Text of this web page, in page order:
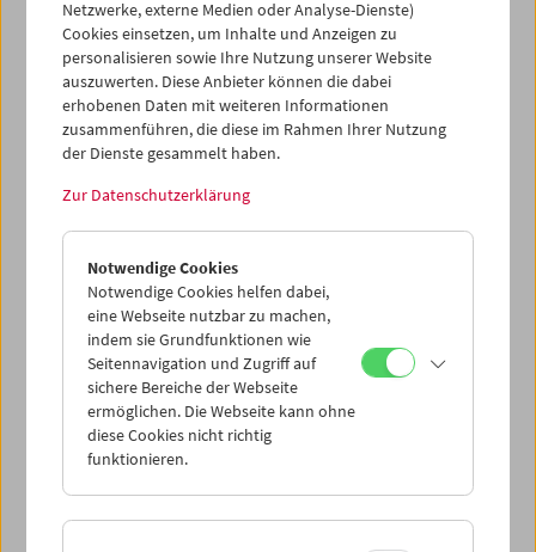
iCalender
Programmheft-PDF
English language or subtitles
< Vorherige Woche
Mo 26.6.
Di 27.6.
Mi 28.6.
Do 29.6.
Sa 1.7.
Netzwerke, externe Medien oder Analyse-Dienste)
Cookies einsetzen, um Inhalte und Anzeigen zu
personalisieren sowie Ihre Nutzung unserer Website
auszuwerten. Diese Anbieter können die dabei
erhobenen Daten mit weiteren Informationen
zusammenführen, die diese im Rahmen Ihrer Nutzung
der Dienste gesammelt haben.
Zur Datenschutzerklärung
Notwendige Cookies
Notwendige Cookies helfen dabei,
eine Webseite nutzbar zu machen,
indem sie Grundfunktionen wie
Seitennavigation und Zugriff auf
sichere Bereiche der Webseite
ermöglichen. Die Webseite kann ohne
diese Cookies nicht richtig
funktionieren.